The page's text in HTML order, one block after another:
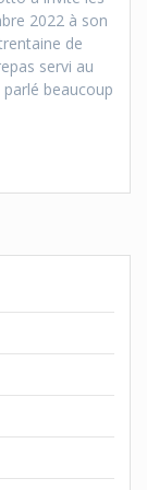
2022 à son
de
servi au
beaucoup